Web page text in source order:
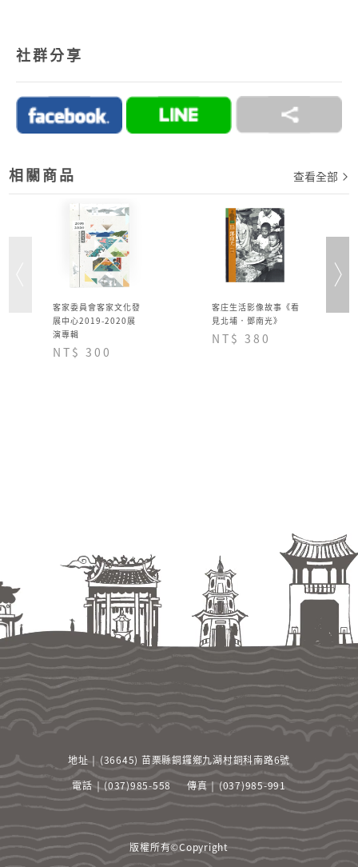
ATM、ATM櫃台機、超商代碼繳費。
→詳情細節請見 商城Q&A購物說明
社群分享
相關商品 查看全部
客家委員會客家文化發
展中心2019-2020展
演專輯
NT$ 300
客庄生活影像故事《看
見北埔．鄧南光》
NT$ 380
地址 ￨ (36645) 苗栗縣銅鑼鄉九湖村銅科南路6號
電話 ￨ (037)985-558
傳真 ￨ (037)985-991
版權所有©Copyright